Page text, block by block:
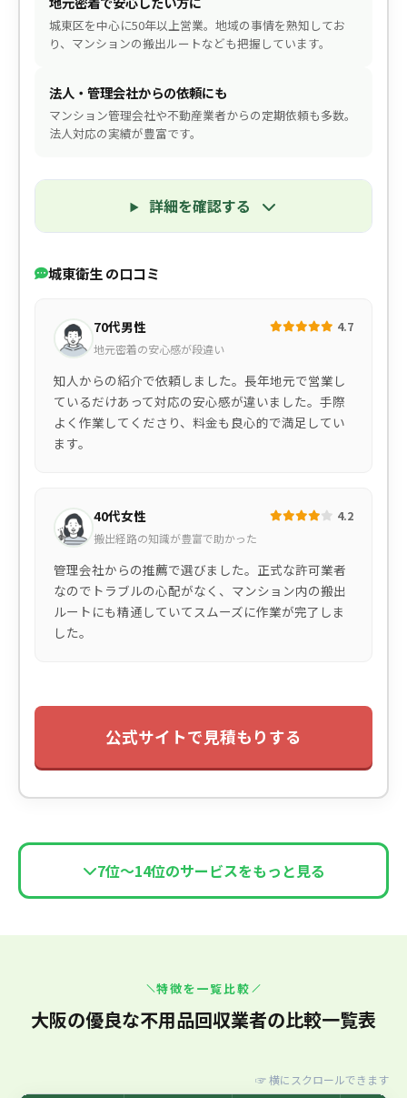
城東区を中心に50年以上営業。地域の事情を熟知してお
り、マンションの搬出ルートなども把握しています。
法人・管理会社からの依頼にも
マンション管理会社や不動産業者からの定期依頼も多数。
法人対応の実績が豊富です。
詳細を確認する
城東衛生 の口コミ
70代男性
地元密着の安心感が段違い
4.7
知人からの紹介で依頼しました。長年地元で営業し
ているだけあって対応の安心感が違いました。手際
よく作業してくださり、料金も良心的で満足してい
ます。
40代女性
搬出経路の知識が豊富で助かった
4.2
管理会社からの推薦で選びました。正式な許可業者
なのでトラブルの心配がなく、マンション内の搬出
ルートにも精通していてスムーズに作業が完了しま
した。
公式サイトで見積もりする
7位〜14位のサービスをもっと見る
7位：エコクリーンテック
特徴を一覧比較
大阪の優良な不用品回収業者の比較一覧表
☞横にスクロールできます